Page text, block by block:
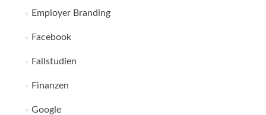
Employer Branding
Facebook
Fallstudien
Finanzen
Google